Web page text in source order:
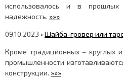
использовалось и в
надежность. »»»
09.10.2023 • Шайба-гровер или
Кроме традиционных – круглых
промышленности
конструкции. »»»